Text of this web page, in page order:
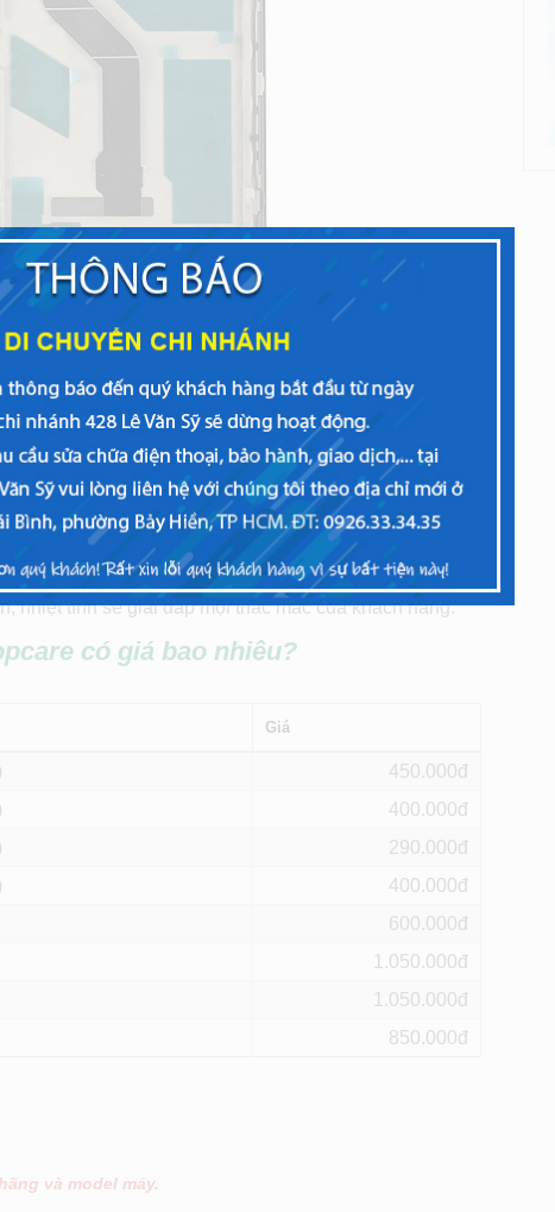
nhanh chóng tại Viettopcare
bị rơi rớt, vỡ màn hình khiến cho cảm ứng bị loạn,
thể nhìn rõ được. Nếu điện thoại Huawei GR5/Kii-
bị hư, cần phải thay màn hình mới có thể dùng được.
lượng và có giá tốt nhất tại thành phố Hồ Chí Minh.
nhiệt tình sẽ giải đáp mọi thắc mắc của khách hàng.
có giá bao nhiêu?
Giá
450
400
290
400
600
1.050
1.050
850
và model máy.